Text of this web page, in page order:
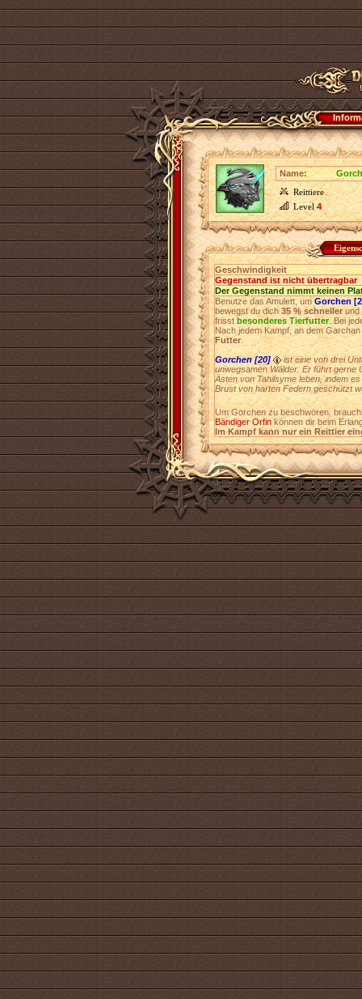
Name:
Reittiere
Level4
Geschwindigkeit
Gegenstand ist nicht übertragbar
Der Gegenstand nimmt keinen
Benutze das Amulett, umGorchen
bewegst du dich35 % schnellerund
frisstbesonderes Tierfutter. Bei
Nach jedem Kampf, an dem
Futter.
Gorchen [20]
ist eine von drei
unwegsamen Wälder. Er führt gerne
Ästen von Tahilsyme leben, indem
Brust von harten Federn geschützt
Um Gorchen zu beschwören,
Bändiger Orfinkönnen dir beim
Im Kampf kann nur ein Reittier